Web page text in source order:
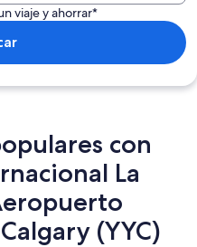
viaje y ahorrar*
con
La
(YYC)